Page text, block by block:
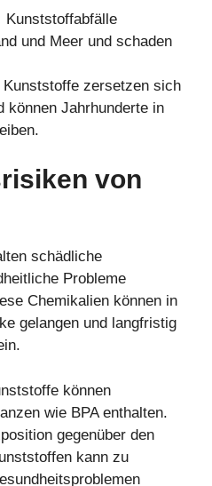
Kunststoffabfälle
und Meer und schaden
Kunststoffe zersetzen sich
können Jahrhunderte in
von
schädliche
Probleme
Chemikalien können in
gelangen und langfristig
können
wie BPA enthalten.
gegenüber den
kann zu